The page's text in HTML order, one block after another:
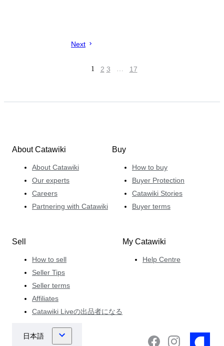
Next
1 2 3 … 17
About Catawiki
About Catawiki
Our experts
Careers
Partnering with Catawiki
Buy
How to buy
Buyer Protection
Catawiki Stories
Buyer terms
Sell
How to sell
Seller Tips
Seller terms
Affiliates
Catawiki Liveの出品者になる
My Catawiki
Help Centre